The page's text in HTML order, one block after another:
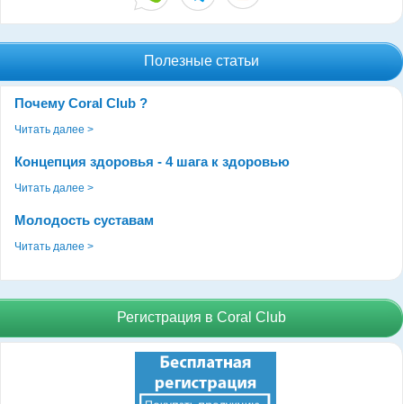
Полезные статьи
Почему Coral Club ?
Читать далее >
Концепция здоровья - 4 шага к здоровью
Читать далее >
Молодость суставам
Читать далее >
Регистрация в Coral Club